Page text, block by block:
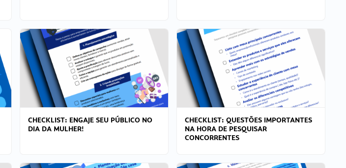
CHECKLIST: ENGAJE SEU PÚBLICO NO
DIA DA MULHER!
CHECKLIST: QUESTÕES IMPORTANTES
NA HORA DE PESQUISAR
CONCORRENTES